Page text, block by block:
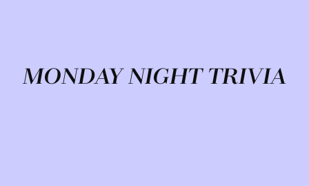
MONDAY NIGHT TRIVIA